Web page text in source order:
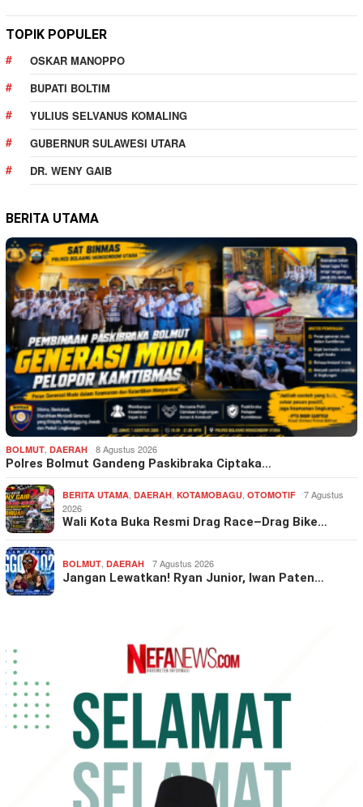
TOPIK POPULER
OSKAR MANOPPO
BUPATI BOLTIM
YULIUS SELVANUS KOMALING
GUBERNUR SULAWESI UTARA
DR. WENY GAIB
BERITA UTAMA
BOLMUT DAERAH 8 Agustus 2026
Polres Bolmut Gandeng Paskibraka Ciptaka…
BERITA UTAMA DAERAH KOTAMOBAGU OTOMOTIF
7 Agustus
2026
Wali Kota Buka Resmi Drag Race–Drag Bike…
BOLMUT DAERAH 7 Agustus 2026
Jangan Lewatkan! Ryan Junior, Iwan Paten…